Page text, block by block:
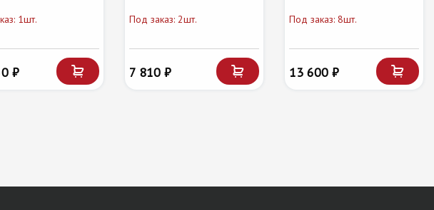
1шт.
₽
Под заказ: 2шт.
7 810 ₽
Под заказ: 8шт.
13 600 ₽